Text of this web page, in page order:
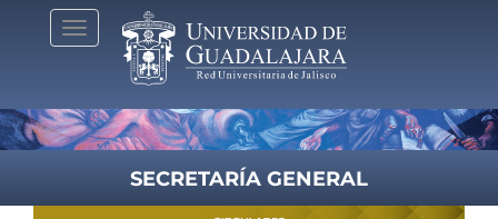
Toggle
navigation
SECRETARÍA GENERAL